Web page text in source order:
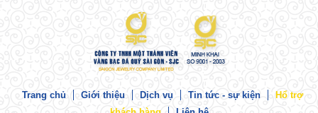
Trang chủ Giới thiệu Dịch vụ Tin tức - sự kiện
Hổ trợ